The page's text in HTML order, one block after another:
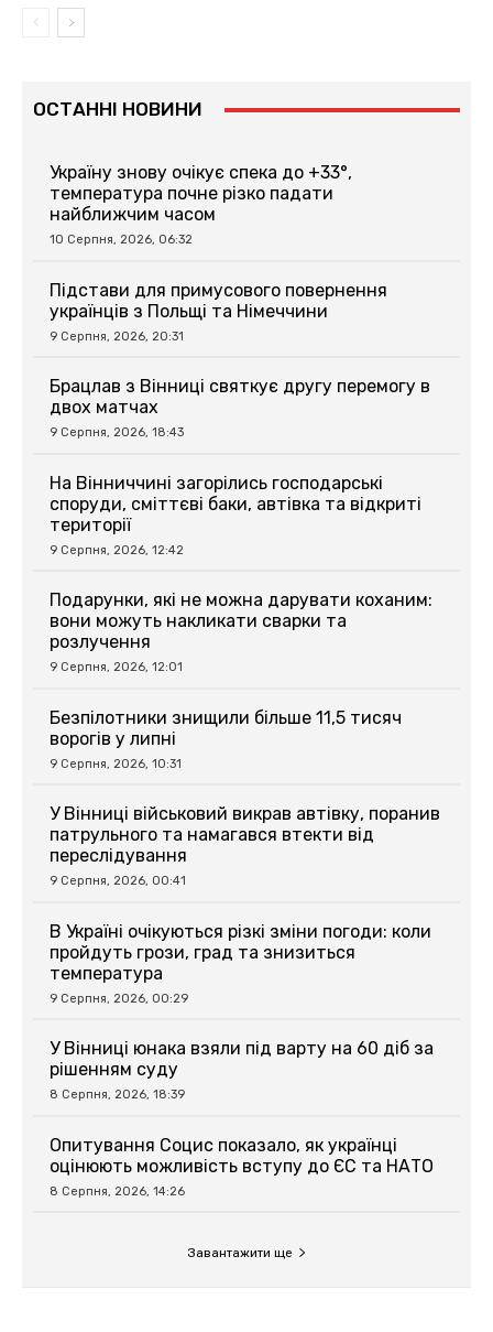
ОСТАННІ НОВИНИ
Україну знову очікує спека до +33°,
температура почне різко падати
найближчим часом
10 Серпня, 2026, 06:32
Підстави для примусового повернення
українців з Польщі та Німеччини
9 Серпня, 2026, 20:31
Брацлав з Вінниці святкує другу перемогу в
двох матчах
9 Серпня, 2026, 18:43
На Вінниччині загорілись господарські
споруди, сміттєві баки, автівка та відкриті
території
9 Серпня, 2026, 12:42
Подарунки, які не можна дарувати коханим:
вони можуть накликати сварки та
розлучення
9 Серпня, 2026, 12:01
Безпілотники знищили більше 11,5 тисяч
ворогів у липні
9 Серпня, 2026, 10:31
У Вінниці військовий викрав автівку, поранив
патрульного та намагався втекти від
переслідування
9 Серпня, 2026, 00:41
В Україні очікуються різкі зміни погоди: коли
пройдуть грози, град та знизиться
температура
9 Серпня, 2026, 00:29
У Вінниці юнака взяли під варту на 60 діб за
рішенням суду
8 Серпня, 2026, 18:39
Опитування Социс показало, як українці
оцінюють можливість вступу до ЄС та НАТО
8 Серпня, 2026, 14:26
Завантажити ще